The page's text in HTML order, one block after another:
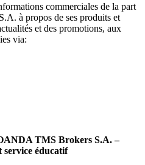
commerciales de la part
à propos de ses produits et
et des promotions, aux
via:
TMS Brokers S.A. –
service éducatif